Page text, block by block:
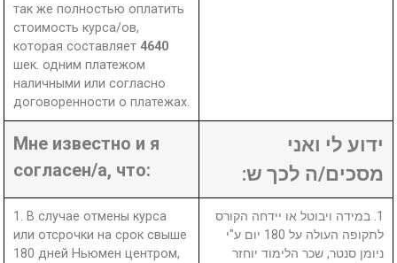
так же полностью оплатить
стоимость курса/ов,
которая составляет4640
шек. одним платежом
наличными или согласно
договоренности о платежах.
Мне известно и я
согласен/а, что:
ידוע לי ואני
מסכים/ה לכך ש:
1. В случае отмены курса
или отсрочки на срок свыше
180 дней Ньюмен центром,
1. במידה ויבוטל או יידחה הקורס
לתקופה העולה על 180 יום ע"י
ניומן סנטר, שכר הלימוד יוחזר